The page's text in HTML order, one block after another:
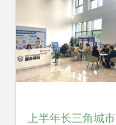
上半年长三角城市